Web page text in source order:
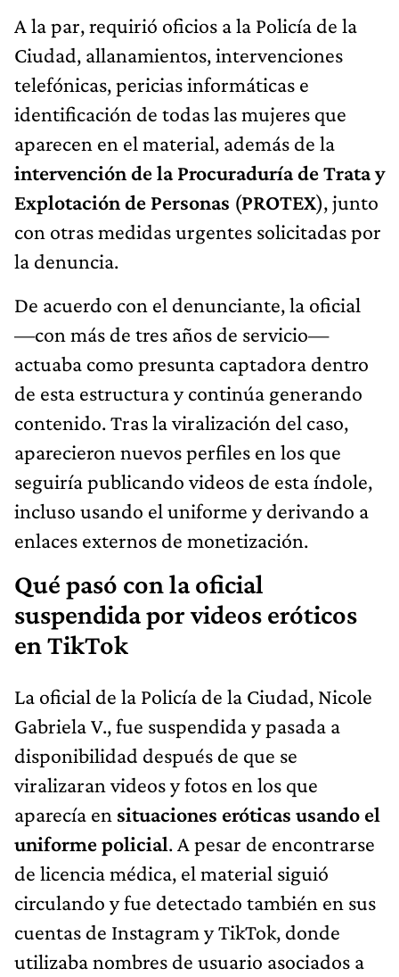
A la par, requirió oficios a la Policía de la
Ciudad, allanamientos, intervenciones
telefónicas, pericias informáticas e
identificación de todas las mujeres que
aparecen en el material, además de la
intervención de la Procuraduría de Trata y
Explotación de Personas (PROTEX), junto
con otras medidas urgentes solicitadas por
la denuncia.
De acuerdo con el denunciante, la oficial
—con más de tres años de servicio—
actuaba como presunta captadora dentro
de esta estructura y continúa generando
contenido. Tras la viralización del caso,
aparecieron nuevos perfiles en los que
seguiría publicando videos de esta índole,
incluso usando el uniforme y derivando a
enlaces externos de monetización.
Qué pasó con la oficial
suspendida por videos eróticos
en TikTok
La oficial de la Policía de la Ciudad, Nicole
Gabriela V., fue suspendida y pasada a
disponibilidad después de que se
viralizaran videos y fotos en los que
aparecía en situaciones eróticas usando el
uniforme policial. A pesar de encontrarse
de licencia médica, el material siguió
circulando y fue detectado también en sus
cuentas de Instagram y TikTok, donde
utilizaba nombres de usuario asociados a